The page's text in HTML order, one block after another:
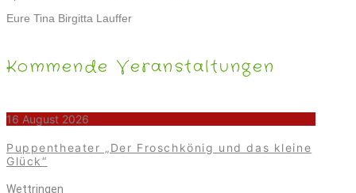
Eure Tina Birgitta Lauffer
Kommende Veranstaltungen
16 August 2026
Puppentheater „Der Froschkönig und das kleine
Glück“
Wettringen